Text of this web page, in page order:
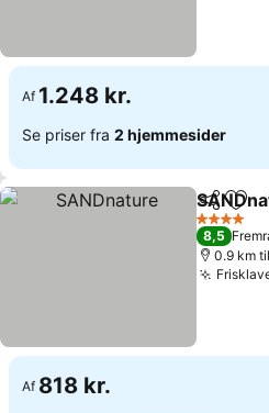
Af 1.248 kr.
Se priser fra 2 hjemmesider
Del Føj
4 Stjerner
8,5
0.9 km
Af 818 kr.